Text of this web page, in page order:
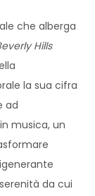
che alberga
Hills
la sua cifra
ad
musica, un
da cui